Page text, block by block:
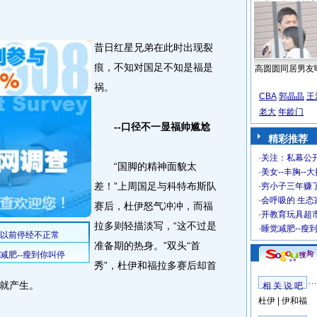
昔日红星兄弟在此时出现裂
痕，不知对国足不知是福是
祸。
--口径不一显福帅尴尬
“国脚的精神面貌太
差！”上周国足与科特布斯队
赛后，杜伊怒气冲冲，而福
拉多则轻描淡写，“这不过是
准备期的热身。”双头“首
秀”，杜伊和福拉多赛后却首
产生。
高圆圆同居男友
CBA 郭晶晶 王
老大 年龄门
精彩推荐
·关注：私幕公
·美女--丰胸--大
·穷小子三年赚
·会呼吸的 生态
·开教育玩具超
·睡觉减肥--瘦
相 关 说 吧
杜伊| 伊和福